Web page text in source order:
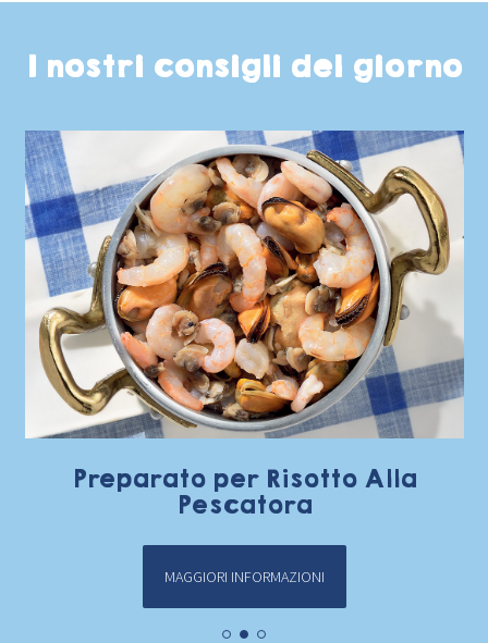
I nostri consigli del giorno
Preparato per Risotto Alla
Pescatora
MAGGIORI INFORMAZIONI